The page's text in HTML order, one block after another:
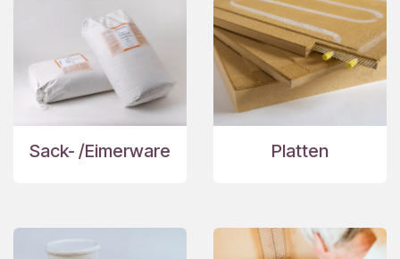
Sack- /Eimerware Platten